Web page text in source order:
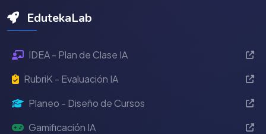
EdutekaLab
IDEA - Plan de Clase IA
RubriK - Evaluación IA
Planeo - Diseño de Cursos
Gamificación IA